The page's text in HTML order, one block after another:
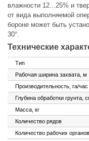
влажности 12...25% и
от вида выполняемой
бороне может быть
30°.
Технические
Тип
Рабочая ширина захвата, м
Производительность, га/час
Глубина обработки грунта,
Масса, кг
Количество рядов
Количество рабочих